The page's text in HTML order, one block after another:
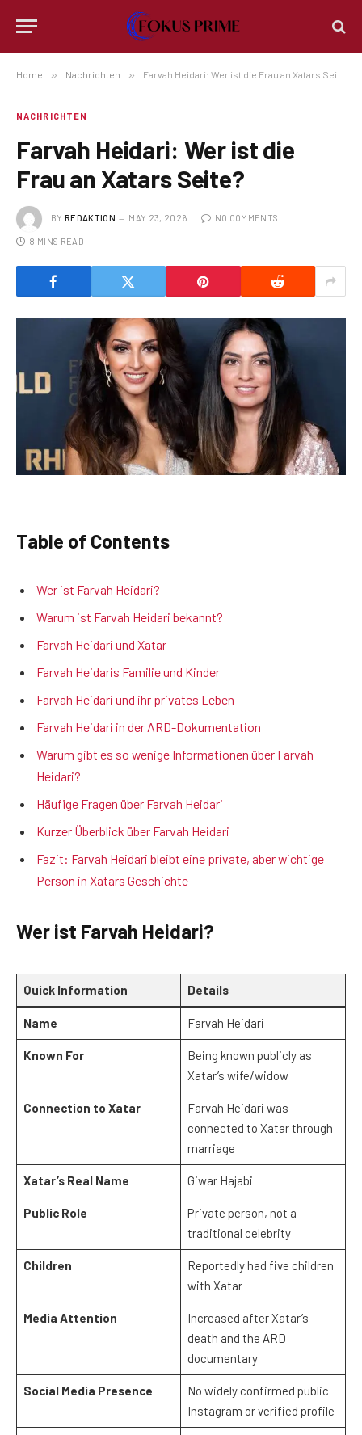
Home » Nachrichten » Farvah Heidari: Wer ist die Frau an Xatars Seite?
NACHRICHTEN
Farvah Heidari: Wer ist die
Frau an Xatars Seite?
BY REDAKTION MAY 23, 2026 NO COMMENTS
8 MINS READ
Table of Contents
Wer ist Farvah Heidari?
Warum ist Farvah Heidari bekannt?
Farvah Heidari und Xatar
Farvah Heidaris Familie und Kinder
Farvah Heidari und ihr privates Leben
Farvah Heidari in der ARD-Dokumentation
Warum gibt es so wenige Informationen über Farvah
Heidari?
Häufige Fragen über Farvah Heidari
Kurzer Überblick über Farvah Heidari
Fazit: Farvah Heidari bleibt eine private, aber wichtige
Person in Xatars Geschichte
Wer ist Farvah Heidari?
Quick Information Details
Name Farvah Heidari
Known For
Being known publicly as
Xatar’s wife/widow
Connection to Xatar
Farvah Heidari was
connected to Xatar through
marriage
Xatar’s Real Name Giwar Hajabi
Public Role
Private person, not a
traditional celebrity
Children
Reportedly had five children
with Xatar
Media Attention
Increased after Xatar’s
death and the ARD
documentary
Social Media Presence
No widely confirmed public
Instagram or verified profile